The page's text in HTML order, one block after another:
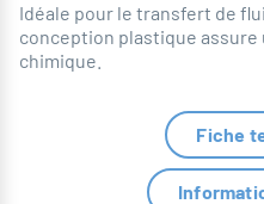
Idéale pour le transfert de
conception plastique
chimique.
Fiche